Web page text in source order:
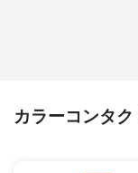
カラーコンタ